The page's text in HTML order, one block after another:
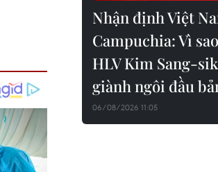
Nhận định Việt
Campuchia: Vì
HLV Kim Sang-
giành ngôi đầu
06/08/2026 11:05